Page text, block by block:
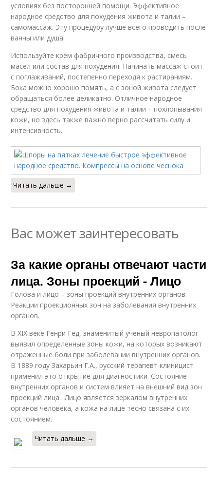
условиях без посторонней помощи. Эффективное
народное средство для похудения живота и талии –
самомассаж. Эту процедуру лучше всего проводить после
ванны или душа.
Используйте крем фабричного производства, смесь
масел или состав для похудения. Начинать массаж стоит
с поглаживаний, постепенно переходя к растираниям.
Бока можно хорошо помять, а с зоной живота следует
обращаться более деликатно. Отличное народное
средство для похудения живота и талии – похлопывания
кожи, но здесь также важно верно рассчитать силу и
интенсивность.
Читать дальше →
Вас может заинтересовать
За какие органы отвечают части
лица. Зоны проекций - Лицо
Голова и лицо – зоны проекций внутренних органов.
Реакции проекционных зон на заболевания внутренних
органов.
В XIX веке Генри Гед, знаменитый ученый невропатолог
выявил определенные зоны кожи, на которых возникают
отраженные боли при заболевании внутренних органов.
В 1889 году Захарьин Г.А., русский терапевт клиницист
применил это открытие для диагностики. Состояние
внутренних органов и систем влияет на внешний вид зон
проекций лица . Лицо является зеркалом внутренних
органов человека, а кожа на лице тесно связана с их
состоянием.
Читать дальше →